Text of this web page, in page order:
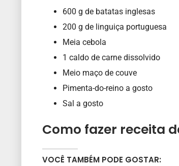
600 g de batatas inglesas
200 g de linguiça portuguesa
Meia cebola
1 caldo de carne dissolvido
Meio maço de couve
Pimenta-do-reino a gosto
Sal a gosto
Como fazer receita
VOCÊ TAMBÉM PODE GOSTAR: